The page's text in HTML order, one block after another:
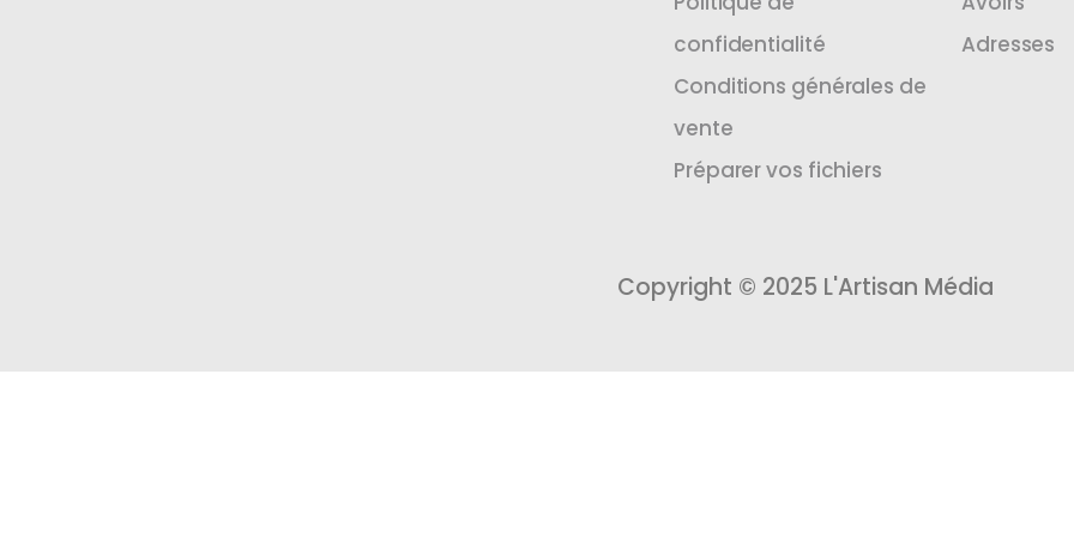
confidentialité
Conditions générales de
vente
Préparer vos fichiers
Adresses
Copyright © 2025 L'Artisan Média